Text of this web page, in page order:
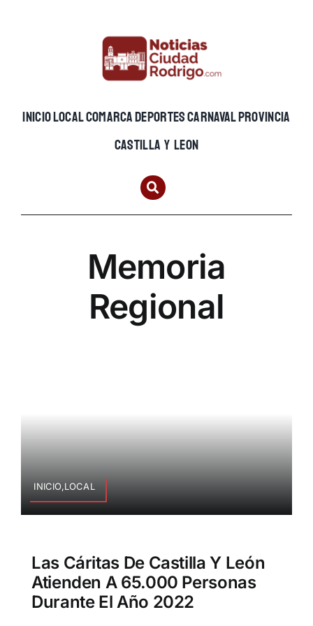
INICIOLOCALCOMARCADEPORTESCARNAVALPROVINCIA
CASTILLA Y LEON
Memoria
Regional
INICIO,LOCAL
Las Cáritas De Castilla Y León
Atienden A 65.000 Personas
Durante El Año 2022